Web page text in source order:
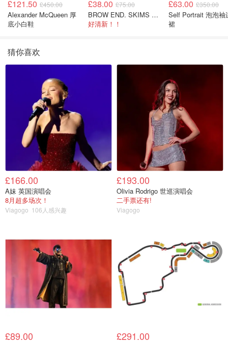
£121.50 £450.00
Alexander McQueen 厚
底小白鞋
£38.00 £75.00
BROW END. SKIMS Cotton Rib 长款背心连衣裙 薄荷绿
好清新！！
£63.00 £350.00
Self Portrait 泡泡袖
裙
猜你喜欢
£166.00
A妹 英国演唱会
8月超多场次！
Viagogo 106人感兴趣
£193.00
Olivia Rodrigo 世巡演唱会
二手票还有!
Viagogo
£89.00 £291.00